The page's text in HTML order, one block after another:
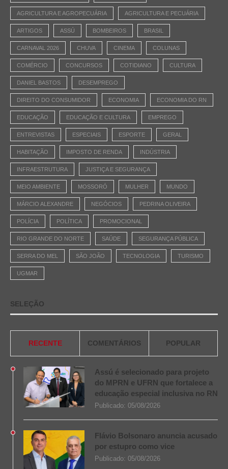
AGRICULTURA E AGROPECUÁRIA AGRICULTURA E PECUÁRIA
ARTIGOS ASSÚ BOMBEIROS BRASIL
CARNAVAL 2026 CHUVA CINEMA COLUNAS
COMÉRCIO CONCURSOS COTIDIANO CULTURA
DANIEL BASTOS DESEMPREGO
DIREITO DO CONSUMIDOR ECONOMIA ECONOMIA DO RN
EDUCAÇÃO EDUCAÇÃO E CULTURA EMPREGO
ENTREVISTAS ESPECIAIS ESPORTE GERAL
HABITAÇÃO IMPOSTO DE RENDA INDÚSTRIA
INFRAESTRUTURA JUSTIÇA E SEGURANÇA
MEIO AMBIENTE MOSSORÓ MULHER MUNDO
MÁRCIO ALEXANDRE NEGÓCIOS PEDRINA OLIVEIRA
POLÍCIA POLÍTICA PROMOCIONAL
RIO GRANDE DO NORTE SAÚDE SEGURANÇA PÚBLICA
SERRA DO MEL SÃO JOÃO TECNOLOGIA TURISMO
UGMAR
SELEÇÃO
RECENTE COMENTÁRIOS POPULAR
Assú é selecionado para projeto
do MPRN e UFRN que fortalece a
educação especial inclusiva no RN
Publicado: 05/08/2026
Flávio Bolsonaro anuncia acusado
por estupro como vice
Publicado: 05/08/2026